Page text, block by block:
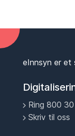
eInnsyn er et
Ring 800
Skriv til oss